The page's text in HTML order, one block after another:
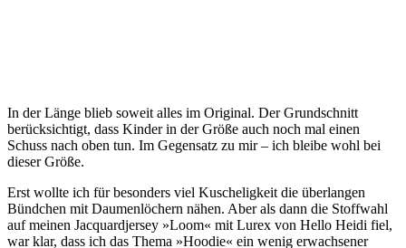
In der Länge blieb soweit alles im Original. Der Grundschnitt
berücksichtigt, dass Kinder in der Größe auch noch mal einen
Schuss nach oben tun. Im Gegensatz zu mir – ich bleibe wohl bei
dieser Größe.
Erst wollte ich für besonders viel Kuscheligkeit die überlangen
Bündchen mit Daumenlöchern nähen. Aber als dann die Stoffwahl
auf meinen Jacquardjersey »Loom« mit Lurex von Hello Heidi fiel,
war klar, dass ich das Thema »Hoodie« ein wenig erwachsener